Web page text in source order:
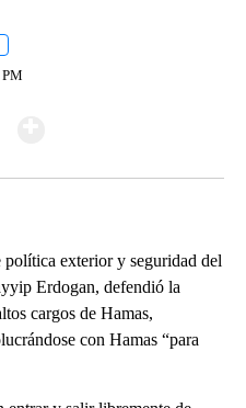
exterior y seguridad del
Erdogan, defendió la
cargos de Hamas,
con Hamas “para